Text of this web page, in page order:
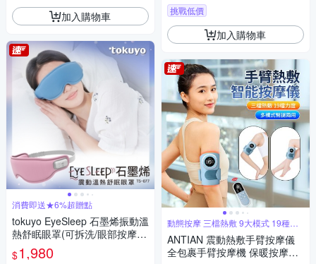
加入購物車
消費即送★6%超贈點
tokuyo EyeSleep 石墨烯振動溫
熱舒眠眼罩(可拆洗/眼部按摩)
TS-077
$1,980
挑戰低價
加入購物車
動態按摩 三檔熱敷 9大模式 19種力
度
ANTIAN 震動熱敷手臂按摩儀
全包裹手臂按摩機 保暖按摩放